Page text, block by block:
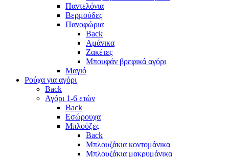
Παντελόνια
Βερμούδες
Πανοφώρια
Back
Αμάνικα
Ζακέτες
Μπουφάν βρεφικά αγόρι
Μαγιό
Ρούχα για αγόρι
Back
Αγόρι 1-6 ετών
Back
Εσώρουχα
Μπλούζες
Back
Μπλουζάκια κοντομάνικα
Μπλουζάκια μακρυμάνικα